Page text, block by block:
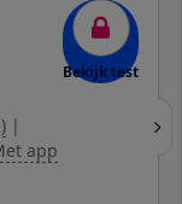
Bekijk test
|
app